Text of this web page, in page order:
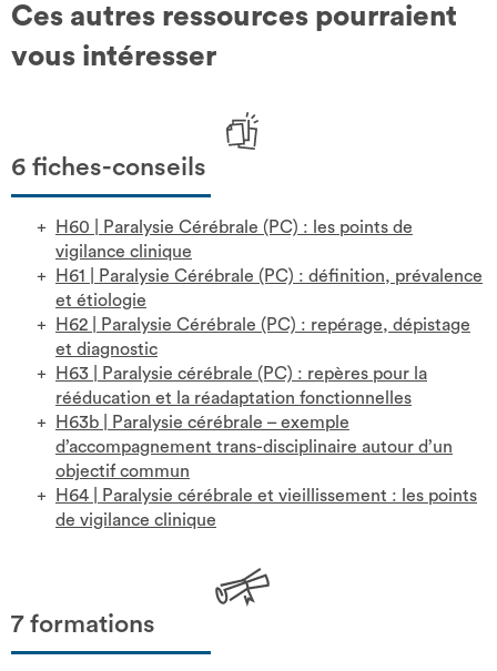
Ces autres ressources pourraient
vous intéresser
6 fiches-conseils
H60
Paralysie Cérébrale (PC) : les points de
vigilance clinique
H61
Paralysie Cérébrale (PC) : définition, prévalence
et étiologie
H62
Paralysie Cérébrale (PC) : repérage, dépistage
et diagnostic
H63
Paralysie cérébrale (PC) : repères pour la
rééducation et la réadaptation fonctionnelles
H63b
Paralysie cérébrale – exemple
d’accompagnement trans-disciplinaire autour d’un
objectif commun
H64
Paralysie cérébrale et vieillissement : les points
de vigilance clinique
7 formations